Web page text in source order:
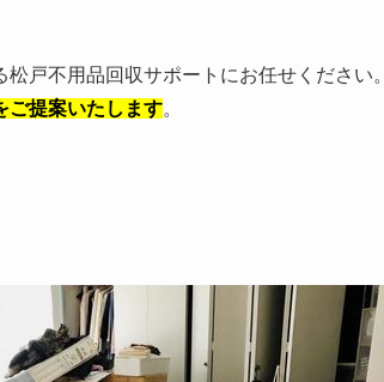
戸不用品回収サポートにお任せください。
ご提案いたします。